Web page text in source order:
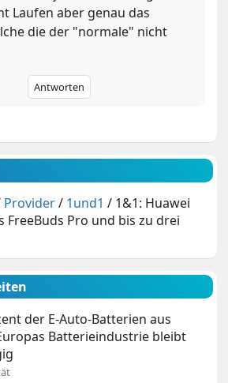
Laufen aber genau das
die der "normale" nicht
Antworten
Provider/ 1und1 / 1&1: Huawei
FreeBuds Pro und bis zu drei
der E-Auto-Batterien aus
Batterieindustrie bleibt